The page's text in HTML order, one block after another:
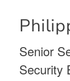
Senior
Security